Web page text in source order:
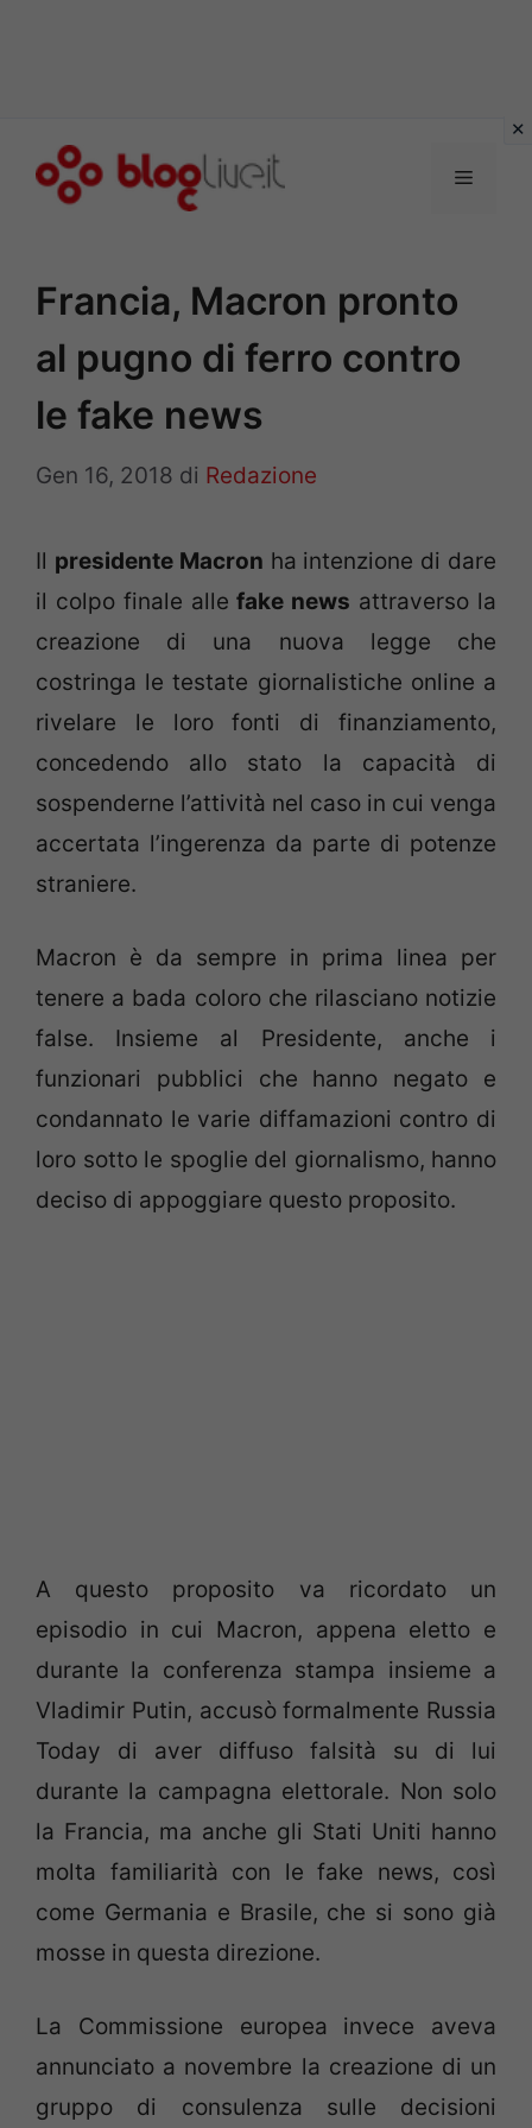
Menu
Francia, Macron pronto
al pugno di ferro contro
le fake news
Gen 16, 2018 di Redazione
Il presidente Macron ha intenzione di dare
il colpo finale allefake news attraverso la
creazione di una nuova legge che
costringa le testate giornalistiche online a
rivelare le loro fonti di finanziamento,
concedendo allo stato la capacità di
sospenderne l’attività nel caso in cui venga
accertata l’ingerenza da parte di potenze
straniere.
Macron è da sempre in prima linea per
tenere a bada coloro che rilasciano notizie
false. Insieme al Presidente, anche i
funzionari pubblici che hanno negato e
condannato le varie diffamazioni contro di
loro sotto le spoglie del giornalismo, hanno
deciso di appoggiare questo proposito.
A questo proposito va ricordato un
episodio in cui Macron, appena eletto e
durante la conferenza stampa insieme a
Vladimir Putin, accusò formalmente Russia
Today di aver diffuso falsità su di lui
durante la campagna elettorale. Non solo
la Francia, ma anche gli Stati Uniti hanno
molta familiarità con le fake news, così
come Germania e Brasile, che si sono già
mosse in questa direzione.
La Commissione europea invece aveva
annunciato a novembre la creazione di un
gruppo di consulenza sulle decisioni